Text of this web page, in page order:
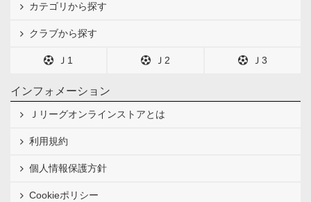
カテゴリから探す
クラブから探す
Ｊ1 Ｊ2 Ｊ3
インフォメーション
Ｊリーグオンラインストアとは
利用規約
個人情報保護方針
Cookieポリシー